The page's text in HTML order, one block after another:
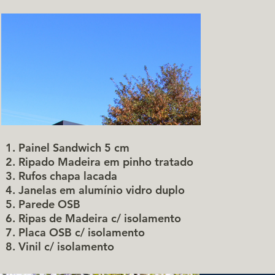
Painel Sandwich 5 cm
Ripado Madeira em pinho tratado
Rufos chapa lacada
Janelas em alumínio vidro duplo
Parede OSB
Ripas de Madeira c/ isolamento
Placa OSB c/ isolamento
Vinil c/ isolamento